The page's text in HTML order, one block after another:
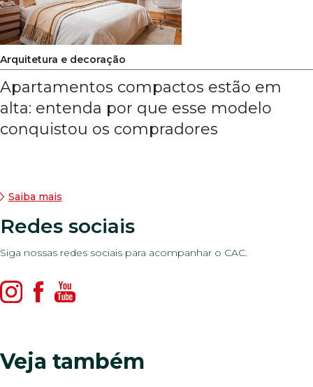
Arquitetura e decoração
Apartamentos compactos estão em
alta: entenda por que esse modelo
conquistou os compradores
Saiba mais
Redes sociais
Siga nossas redes sociais para acompanhar o CAC.
Veja também